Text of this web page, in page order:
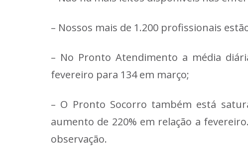
– Nossos mais de 1.200 profissionais
– No Pronto Atendimento a média
fevereiro para 134 em março;
– O Pronto Socorro também está
aumento de 220% em relação a
observação.